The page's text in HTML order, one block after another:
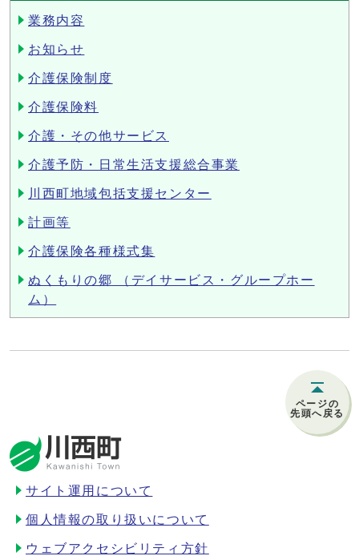
業務内容
お知らせ
介護保険制度
介護保険料
介護・その他サービス
介護予防・日常生活支援総合事業
川西町地域包括支援センター
計画等
介護保険各種様式集
ぬくもりの郷 （デイサービス・グループホー
ム）
ページの
先頭へ戻る
サイト運用について
個人情報の取り扱いについて
ウェブアクセシビリティ方針